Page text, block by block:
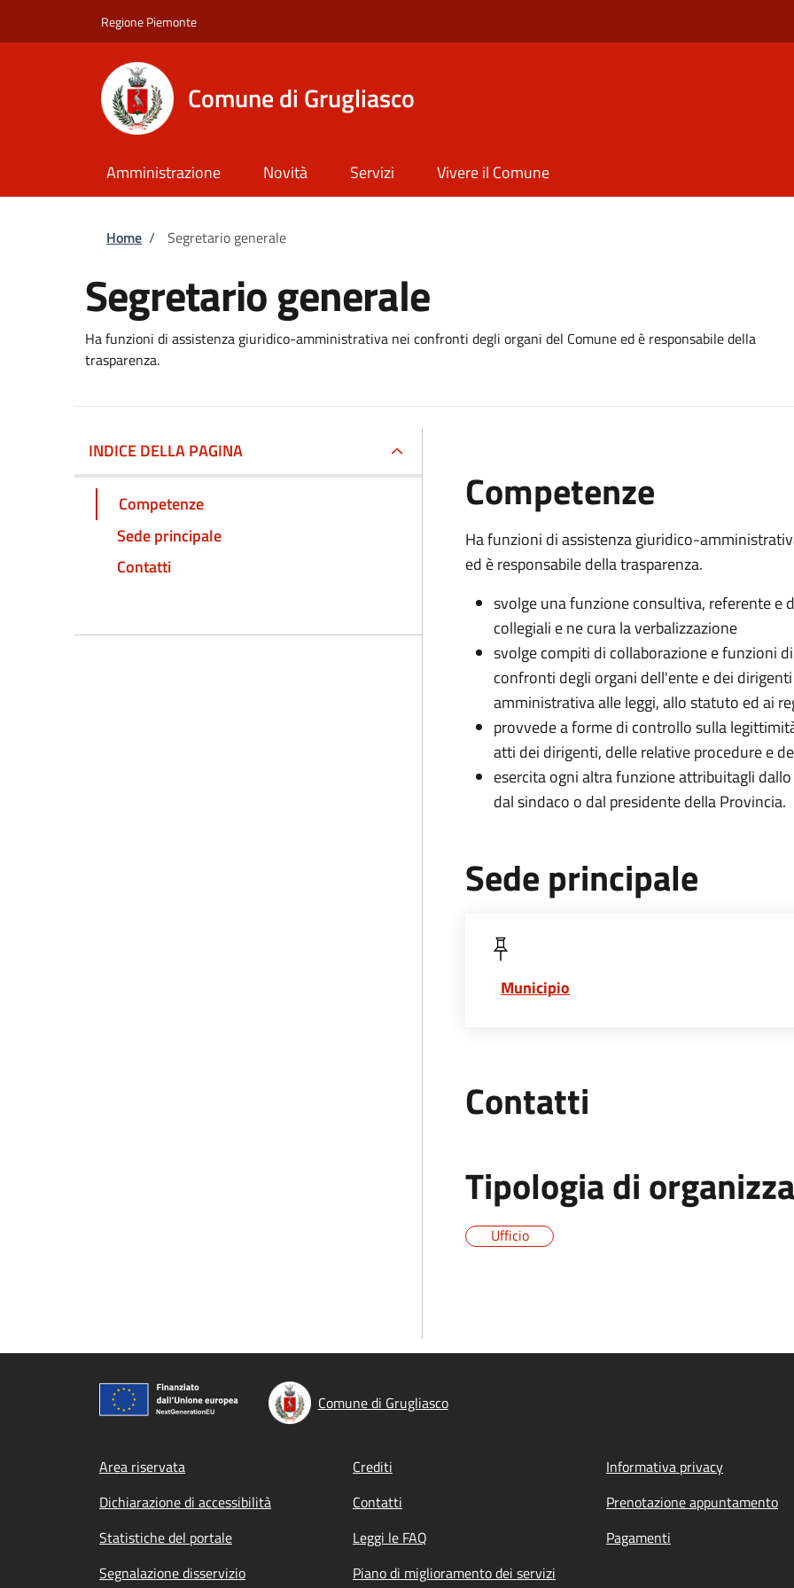
Regione Piemonte
Comune di Grugliasco
Amministrazione Novità Servizi Vivere il Comune
Briciole di pane
Home / Segretario generale
Segretario generale
Ha funzioni di assistenza giuridico-amministrativa nei confronti degli organi del Comune ed è responsabile della
trasparenza.
INDICE DELLA PAGINA
Competenze
Sede principale
Contatti
Competenze
Ha funzioni di assistenza giuridico-
ed è responsabile della trasparenza.
svolge una funzione consultiva, referente e
collegiali e ne cura la verbalizzazione
svolge compiti di collaborazione e funzioni
confronti degli organi dell'ente e dei
amministrativa alle leggi, allo statuto ed ai
provvede a forme di controllo sulla
atti dei dirigenti, delle relative procedure e
esercita ogni altra funzione attribuitagli
dal sindaco o dal presidente della Provincia.
Sede principale
Municipio
Contatti
Tipologia di
Ufficio
Comune di Grugliasco
Footer menu
Area riservata Crediti Informativa privacy
Dichiarazione di accessibilità
Contatti Prenotazione appuntamento
Statistiche del portale
Leggi le FAQ Pagamenti
Segnalazione disservizio
Piano di miglioramento dei servizi